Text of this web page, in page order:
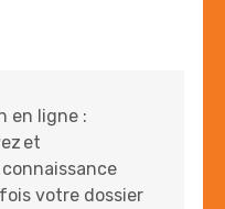
en ligne :
et
connaissance
votre dossier